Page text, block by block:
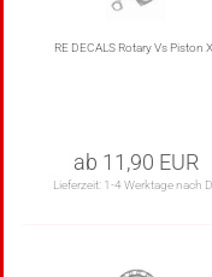
RE DECALS Rotary Vs Piston
ab 11,90 EUR
Lieferzeit: 1-4 Werktage nach